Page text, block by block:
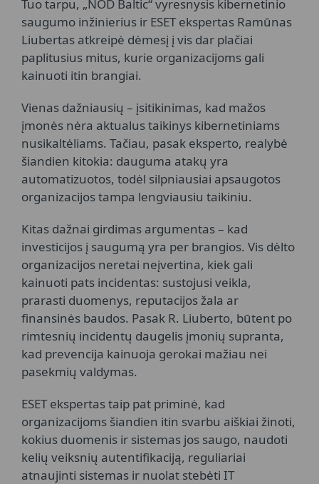
Tuo tarpu, „NOD Baltic“ vyresnysis kibernetinio
saugumo inžinierius ir ESET ekspertas Ramūnas
Liubertas atkreipė dėmesį į vis dar plačiai
paplitusius mitus, kurie organizacijoms gali
kainuoti itin brangiai.
Vienas dažniausių – įsitikinimas, kad mažos
įmonės nėra aktualus taikinys kibernetiniams
nusikaltėliams. Tačiau, pasak eksperto, realybė
šiandien kitokia: dauguma atakų yra
automatizuotos, todėl silpniausiai apsaugotos
organizacijos tampa lengviausiu taikiniu.
Kitas dažnai girdimas argumentas – kad
investicijos į saugumą yra per brangios. Vis dėlto
organizacijos neretai neįvertina, kiek gali
kainuoti pats incidentas: sustojusi veikla,
prarasti duomenys, reputacijos žala ar
finansinės baudos. Pasak R. Liuberto, būtent po
rimtesnių incidentų daugelis įmonių supranta,
kad prevencija kainuoja gerokai mažiau nei
pasekmių valdymas.
ESET ekspertas taip pat priminė, kad
organizacijoms šiandien itin svarbu aiškiai žinoti,
kokius duomenis ir sistemas jos saugo, naudoti
kelių veiksnių autentifikaciją, reguliariai
atnaujinti sistemas ir nuolat stebėti IT